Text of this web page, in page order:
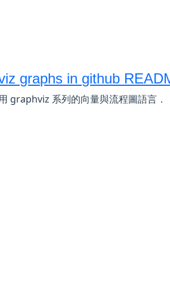
graphs in github
graphviz 系列的向量與流程圖語言．